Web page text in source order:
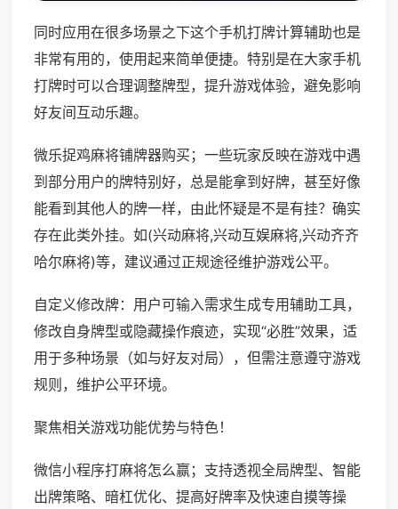
同时应用在很多场景之下这个手机打牌计算辅助也是
非常有用的，使用起来简单便捷。特别是在大家手机
打牌时可以合理调整牌型，提升游戏体验，避免影响
好友间互动乐趣。
微乐捉鸡麻将铺牌器购买；一些玩家反映在游戏中遇
到部分用户的牌特别好，总是能拿到好牌，甚至好像
能看到其他人的牌一样，由此怀疑是不是有挂？确实
存在此类外挂。如(兴动麻将,兴动互娱麻将,兴动齐齐
哈尔麻将)等，建议通过正规途径维护游戏公平。
自定义修改牌：用户可输入需求生成专用辅助工具，
修改自身牌型或隐藏操作痕迹，实现“必胜”效果，适
用于多种场景（如与好友对局），但需注意遵守游戏
规则，维护公平环境。
聚焦相关游戏功能优势与特色！
微信小程序打麻将怎么赢；支持透视全局牌型、智能
出牌策略、暗杠优化、提高好牌率及快速自摸等操